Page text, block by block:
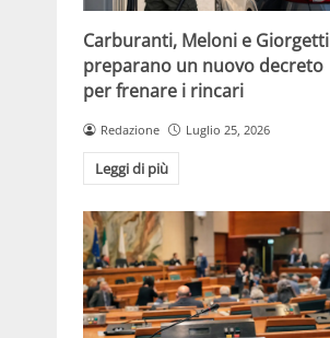
Carburanti, Meloni e Giorgetti
preparano un nuovo decreto
per frenare i rincari
Redazione Luglio 25, 2026
Leggi di più